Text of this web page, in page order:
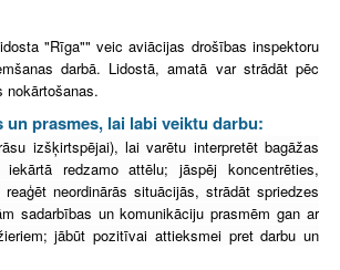
"Rīga"" veic aviācijas drošības inspektoru
darbā. Lidostā, amatā var strādāt pēc
nokārtošanas.
un prasmes, lai labi veiktu darbu:
izšķirtspējai), lai varētu interpretēt bagāžas
iekārtā redzamo attēlu; jāspēj koncentrēties,
neordinārās situācijās, strādāt spriedzes
sadarbības un komunikāciju prasmēm gan ar
jābūt pozitīvai attieksmei pret darbu un